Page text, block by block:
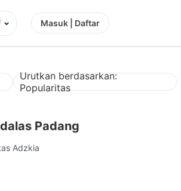
⌄ Masuk | Daftar
Urutkan berdasarkan:
Popularitas
Padang
Adzkia